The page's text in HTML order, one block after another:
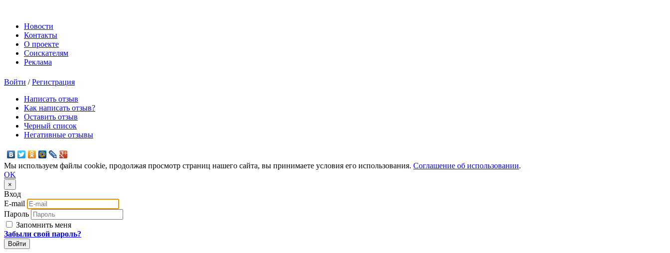
Новости
Контакты
О проекте
Соискателям
Реклама
Войти /Регистрация
Написать отзыв
Как написать отзыв?
Оставить отзыв
Черный список
Негативные отзывы
Мы используем файлы cookie, продолжая просмотр страниц нашего сайта, вы принимаете условия его использования. Соглашение об использовании.
OK
×
Вход
E-mail
Пароль
Запомнить меня
Забыли свой пароль?